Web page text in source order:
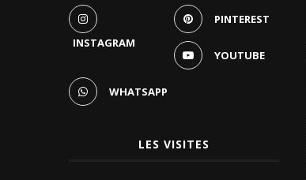
INSTAGRAM
PINTEREST
YOUTUBE
WHATSAPP
LES VISITES